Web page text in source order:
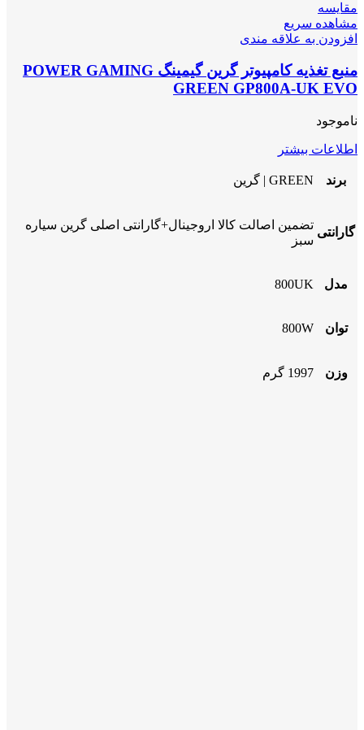
مقایسه
مشاهده سریع
افزودن به علاقه مندی
منبع تغذیه کامپیوتر گرین گیمینگ POWER GAMING
GREEN GP800A-UK EVO
ناموجود
اطلاعات بیشتر
برند GREEN | گرین
گارانتی
تضمین اصالت کالا اروجینال+گارانتی اصلی گرین سیاره
سبز
مدل 800UK
توان 800W
وزن 1997 گرم